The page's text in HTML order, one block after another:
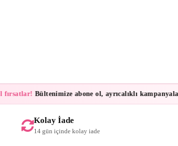
Bültenimize abone ol, ayrıcalıklı kampanyalar
Kolay İade
14 gün içinde kolay iade